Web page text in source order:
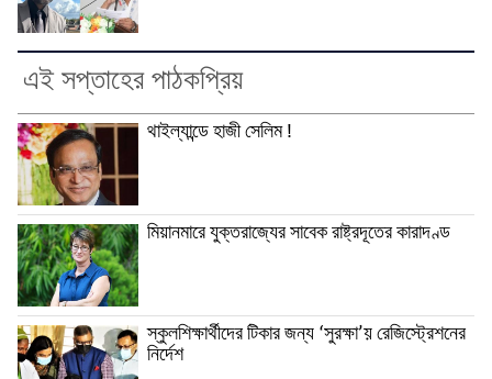
এই সপ্তাহের পাঠকপ্রিয়
থাইল্যান্ডে হাজী সেলিম !
মিয়ানমারে যুক্তরাজ্যের সাবেক রাষ্ট্রদূতের কারাদণ্ড
স্কুলশিক্ষার্থীদের টিকার জন্য ‘সুরক্ষা’য় রেজিস্ট্রেশনের
নির্দেশ